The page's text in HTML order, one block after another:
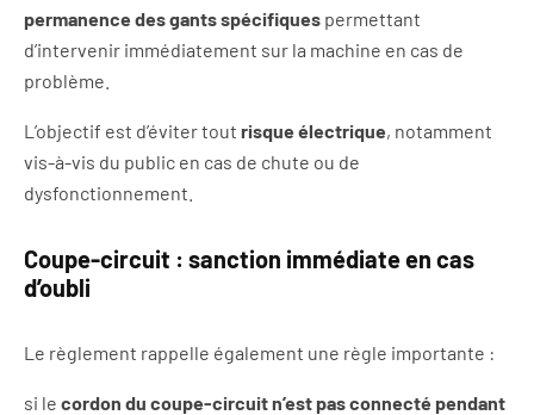
permanence des gants spécifiques permettant
d’intervenir immédiatement sur la machine en cas de
problème.
L’objectif est d’éviter tout risque électrique, notamment
vis-à-vis du public en cas de chute ou de
dysfonctionnement.
Coupe-circuit : sanction immédiate en cas
d’oubli
Le règlement rappelle également une règle importante :
si le cordon du coupe-circuit n’est pas connecté pendant